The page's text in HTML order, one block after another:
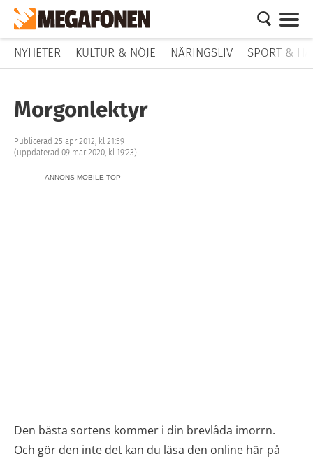
NYHETER KULTUR & NÖJE NÄRINGSLIV SPORT &
Morgonlektyr
Publicerad 25 apr 2012, kl 21:59
(uppdaterad 09 mar 2020, kl 19:23)
ANNONS MOBILE TOP
Den bästa sortens kommer i din brevlåda imorrn.
Och gör den inte det kan du läsa den online här på